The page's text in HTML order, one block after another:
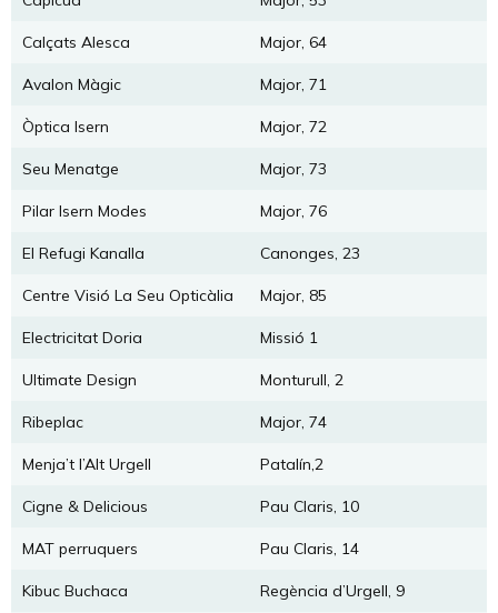
Calçats Alesca Major, 64
Avalon Màgic Major, 71
Òptica Isern Major, 72
Seu Menatge Major, 73
Pilar Isern Modes Major, 76
El Refugi Kanalla Canonges, 23
Centre Visió La Seu Opticàlia Major, 85
Electricitat Doria Missió 1
Ultimate Design Monturull, 2
Ribeplac Major, 74
Menja’t l’Alt Urgell Patalín,2
Cigne & Delicious Pau Claris, 10
MAT perruquers Pau Claris, 14
Kibuc Buchaca Regència d’Urgell, 9